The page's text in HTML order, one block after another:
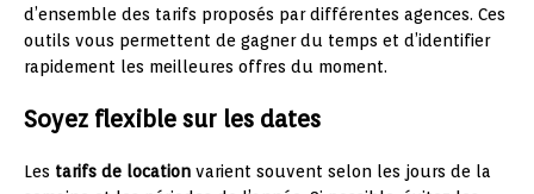
d’ensemble des tarifs proposés par différentes agences. Ces
outils vous permettent de gagner du temps et d’identifier
rapidement les meilleures offres du moment.
Soyez flexible sur les dates
Les tarifs de location varient souvent selon les jours de la